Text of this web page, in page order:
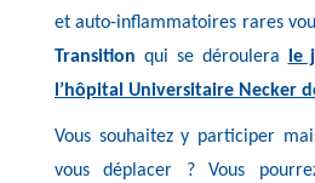
et auto-inflammatoires rares
Transition qui se déroulera
le
l’hôpital Universitaire Necker
Vous souhaitez y participer
vous déplacer ? Vous